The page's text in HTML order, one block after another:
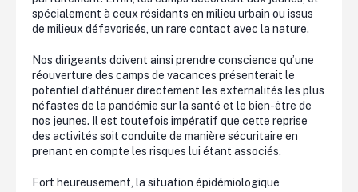
spécialement à ceux résidants en milieu urbain ou issus
de milieux défavorisés, un rare contact avec la nature.
Nos dirigeants doivent ainsi prendre conscience qu’une
réouverture des camps de vacances présenterait le
potentiel d’atténuer directement les externalités les plus
néfastes de la pandémie sur la santé et le bien-être de
nos jeunes. Il est toutefois impératif que cette reprise
des activités soit conduite de manière sécuritaire en
prenant en compte les risques lui étant associés.
Fort heureusement, la situation épidémiologique